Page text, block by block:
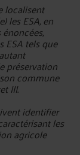
localisent
les ESA, en
ESA tels que
préservation
commune
III.
identifier
les
agricole